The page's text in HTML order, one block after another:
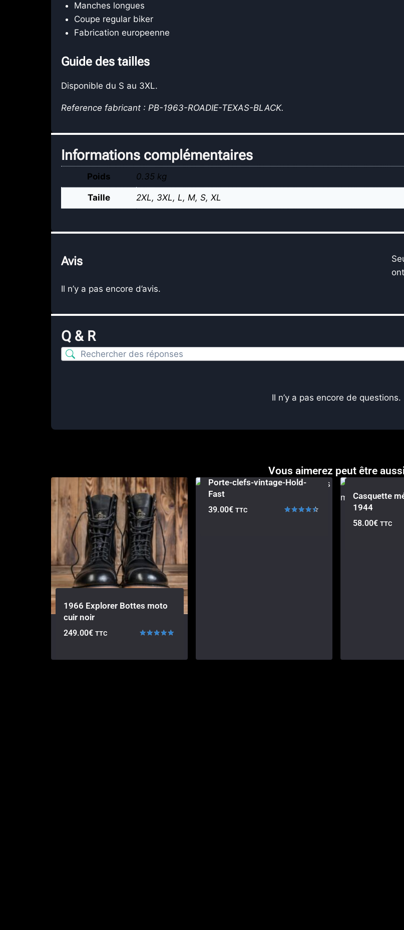
Manches longues
Coupe regular biker
Fabrication europeenne
Guide des tailles
Disponible du S au 3XL.
Reference fabricant : PB-1963-ROADIE-TEXAS-BLACK.
Informations complémentaires
Poids 0.35 kg
Taille 2XL, 3XL, L, M, S, XL
Avis
Il n’y a pas encore d’avis.
Q & R
Il n’y a pas encore de questions.
Vous aimerez peut être
1966 Explorer Bottes moto
cuir noir
249.00€ TTC
Porte-clefs-vintage-Hold-
Fast
39.00€ TTC
Casquette
1944
58.00€ TTC